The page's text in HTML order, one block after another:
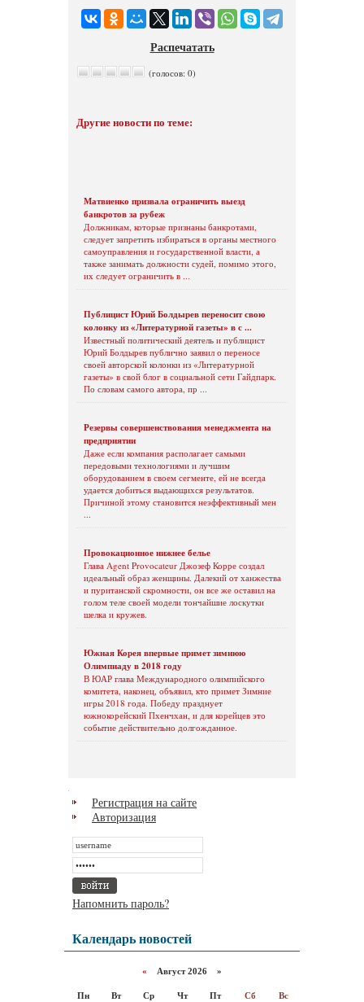
Распечатать
(голосов: 0)
Другие новости по теме:
Матвиенко призвала ограничить выезд
банкротов за рубеж
Должникам, которые признаны банкротами,
следует запретить избираться в органы местного
самоуправления и государственной власти, а
также занимать должности судей, помимо этого,
их следует ограничить в ...
Публицист Юрий Болдырев переносит свою
колонку из «Литературной газеты» в с ...
Известный политический деятель и публицист
Юрий Болдырев публично заявил о переносе
своей авторской колонки из «Литературной
газеты» в свой блог в социальной сети Гайдпарк.
По словам самого автора, пр ...
Резервы совершенствования менеджмента на
предприятии
Даже если компания располагает самыми
передовыми технологиями и лучшим
оборудованием в своем сегменте, ей не всегда
удается добиться выдающихся результатов.
Причиной этому становится неэффективный мен
...
Провокационное нижнее белье
Глава Agent Provocateur Джозеф Корре создал
идеальный образ женщины. Далекий от ханжества
и пуританской скромности, он все же оставил на
голом теле своей модели тончайшие лоскутки
шелка и кружев.
Южная Корея впервые примет зимнюю
Олимпиаду в 2018 году
В ЮАР глава Международного олимпийского
комитета, наконец, объявил, кто примет Зимние
игры 2018 года. Победу празднует
южнокорейский Пхенчхан, и для корейцев это
событие действительно долгожданное.
Регистрация на сайте
Авторизация
Напомнить пароль?
Календарь новостей
« Август 2026 »
Пн Вт Ср Чт Пт Сб Вс